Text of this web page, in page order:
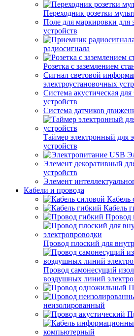
Переходник розетки
Поле для маркировки для
устройств
радиосигнала
Розетка с заземлением
Сигнал световой
электроустановочных
Система акустическая
устройств
Система датчиков
Таймер электронный для
устройств
Элемент декоративный
устройств
Элемент
Кабели и провода
Кабель
Кабель
Провод
Провод плоский для
Провод самонесущий
воздушных линий
неизолированный